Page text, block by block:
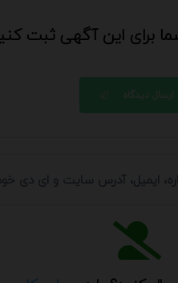
برای این آگهی ثبت
ارسال دیدگاه
ایمیل، آدرس سایت و ای دی